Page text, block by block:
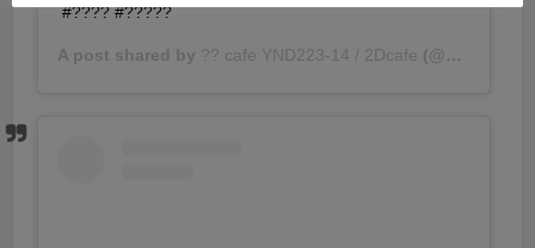
#???? #?????
A post shared by ?? cafe YND223-14 / 2Dcafe (@ynd239.20_cafe) on